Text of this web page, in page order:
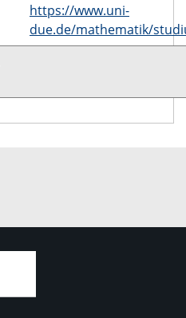
https://www.uni-
due.de/mathematik/